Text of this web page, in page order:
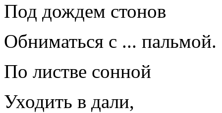
Под дождем стонов
Обниматься с ...
По листве сонной
Уходить в дали,